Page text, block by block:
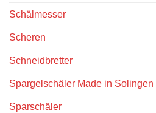
Schälmesser
Scheren
Schneidbretter
Spargelschäler Made in Solingen
Sparschäler